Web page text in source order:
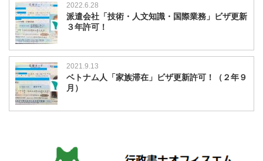
2022.6.28
派遣会社「技術・人文知識・国際業務」ビザ更新
３年許可！
2021.9.13
ベトナム人「家族滞在」ビザ更新許可！（２年９
月）